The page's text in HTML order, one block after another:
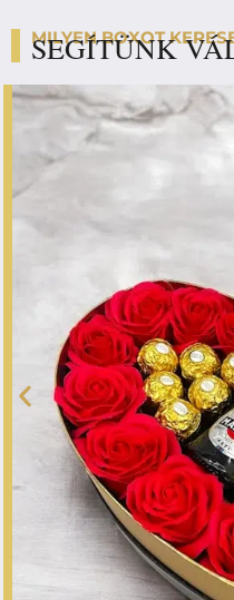
MILYEN BOXOT
SEGÍTÜNK